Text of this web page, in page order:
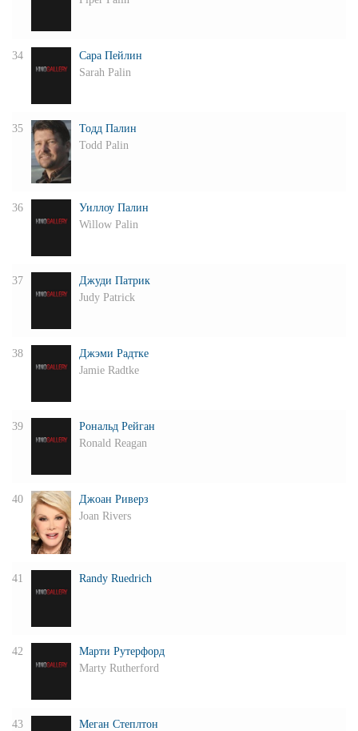
34
Сара Пейлин
Sarah Palin
35
Тодд Палин
Todd Palin
36
Уиллоу Палин
Willow Palin
37
Джуди Патрик
Judy Patrick
38
Джэми Радтке
Jamie Radtke
39
Рональд Рейган
Ronald Reagan
40
Джоан Риверз
Joan Rivers
41 Randy Ruedrich
42
Марти Рутерфорд
Marty Rutherford
43
Меган Степлтон